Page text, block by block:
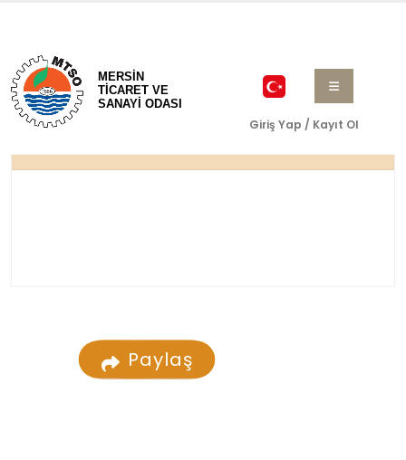
MERSİN
TİCARET VE
SANAYİ ODASI
Giriş Yap / Kayıt Ol
Paylaş